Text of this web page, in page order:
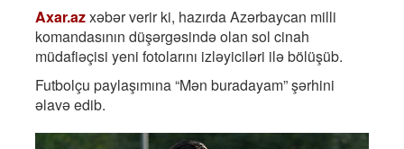
Axar.azxəbər verir ki, hazırda Azərbaycan milli
komandasının düşərgəsində olan sol cinah
müdafiəçisi yeni fotolarını izləyiciləri ilə bölüşüb.
Futbolçu paylaşımına “Mən buradayam” şərhini
əlavə edib.